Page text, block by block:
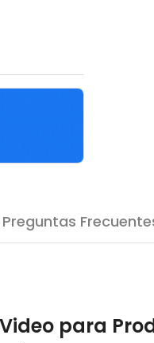
Preguntas
Video para